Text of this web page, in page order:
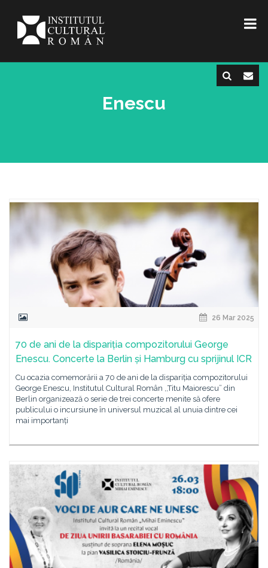
Enescu
26 Mar 2025
70 de ani de la dispariția compozitorului George
Enescu. Concerte la Berlin și Hamburg cu sprijinul ICR
Cu ocazia comemorării a 70 de ani de la dispariția compozitorului
George Enescu, Institutul Cultural Român ,,Titu Maiorescu” din
Berlin organizează o serie de trei concerte menite să ofere
publicului o incursiune în universul muzical al unuia dintre cei
mai importanți